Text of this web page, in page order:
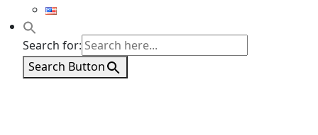
Search for:
Search Button